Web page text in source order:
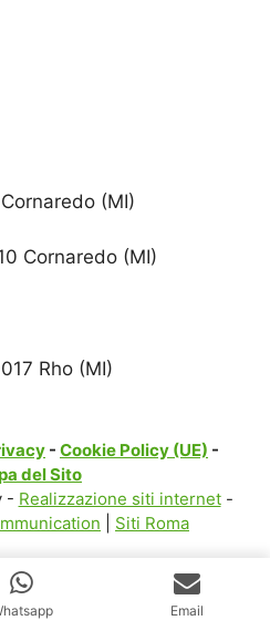
(MI)
Cornaredo (MI)
Rho (MI)
- Cookie Policy (UE) -
del Sito
- Realizzazione siti internet-
Siti Roma
Email